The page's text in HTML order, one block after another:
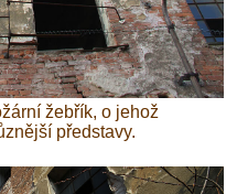
žebřík, o jehož
představy.